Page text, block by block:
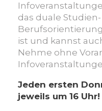
das duale
ist und kannst
Nehme ohne
Jeden ersten
jeweils um 16 Uhr!